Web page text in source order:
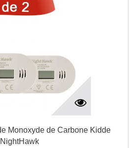
Monoxyde de Carbone Kidde
NightHawk